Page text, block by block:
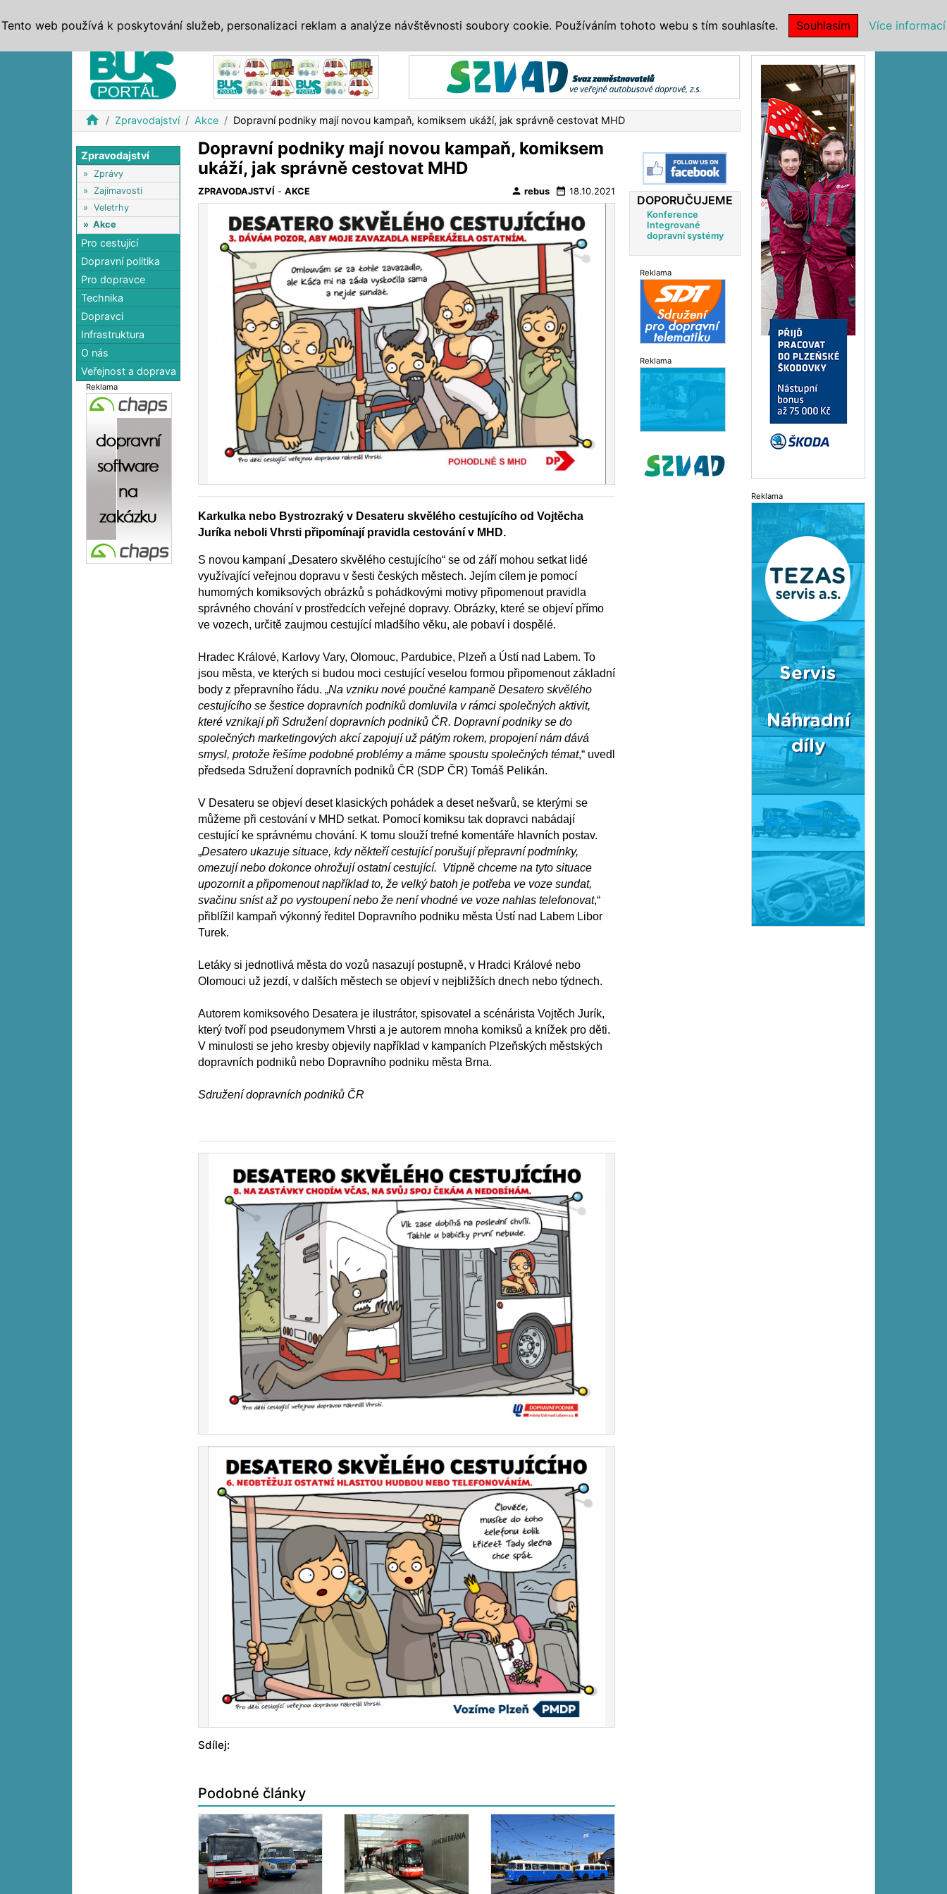
home Zpravodajství Akce Dopravní podniky mají novou kampaň, komiksem ukáží, jak správně cestovat MHD
Zpravodajství
» Zprávy
» Zajímavosti
» Veletrhy
» Akce
Pro cestující
Dopravní politika
Pro dopravce
Technika
Dopravci
Infrastruktura
O nás
Veřejnost a doprava
Reklama
Dopravní podniky mají novou kampaň, komiksem
ukáží, jak správně cestovat MHD
ZPRAVODAJSTVÍ -AKCE person rebus date_range 18.10.2021
Karkulka nebo Bystrozraký v Desateru skvělého cestujícího od Vojtěcha
Juríka neboli Vhrsti připomínají pravidla cestování v MHD.
S novou kampaní „Desatero skvělého cestujícího“ se od září mohou setkat lidé
využívající veřejnou dopravu v šesti českých městech. Jejím cílem je pomocí
humorných komiksových obrázků s pohádkovými motivy připomenout pravidla
správného chování v prostředcích veřejné dopravy. Obrázky, které se objeví přímo
ve vozech, určitě zaujmou cestující mladšího věku, ale pobaví i dospělé.
Hradec Králové, Karlovy Vary, Olomouc, Pardubice, Plzeň a Ústí nad Labem. To
jsou města, ve kterých si budou moci cestující veselou formou připomenout základní
body z přepravního řádu. „Na vzniku nové poučné kampaně Desatero skvělého
cestujícího se šestice dopravních podniků domluvila v rámci společných aktivit,
které vznikají při Sdružení dopravních podniků ČR. Dopravní podniky se do
společných marketingových akcí zapojují už pátým rokem, propojení nám dává
smysl, protože řešíme podobné problémy a máme spoustu společných témat,“ uvedl
předseda Sdružení dopravních podniků ČR (SDP ČR) Tomáš Pelikán.
V Desateru se objeví deset klasických pohádek a deset nešvarů, se kterými se
můžeme při cestování v MHD setkat. Pomocí komiksu tak dopravci nabádají
cestující ke správnému chování. K tomu slouží trefné komentáře hlavních postav.
„Desatero ukazuje situace, kdy někteří cestující porušují přepravní podmínky,
omezují nebo dokonce ohrožují ostatní cestující. Vtipně chceme na tyto situace
upozornit a připomenout například to, že velký batoh je potřeba ve voze sundat,
svačinu sníst až po vystoupení nebo že není vhodné ve voze nahlas telefonovat,“
přiblížil kampaň výkonný ředitel Dopravního podniku města Ústí nad Labem Libor
Turek.
Letáky si jednotlivá města do vozů nasazují postupně, v Hradci Králové nebo
Olomouci už jezdí, v dalších městech se objeví v nejbližších dnech nebo týdnech.
Autorem komiksového Desatera je ilustrátor, spisovatel a scénárista Vojtěch Jurík,
který tvoří pod pseudonymem Vhrsti a je autorem mnoha komiksů a knížek pro děti.
V minulosti se jeho kresby objevily například v kampaních Plzeňských městských
dopravních podniků nebo Dopravního podniku města Brna.
Sdružení dopravních podniků ČR
Sdílej:
Podobné články
DOPORUČUJEME
Konference
Integrované
dopravní systémy
Reklama
Reklama
Reklama
Tento web používá k poskytování služeb, personalizaci reklam a analýze návštěvnosti soubory cookie. Používáním tohoto webu s tím souhlasíte. Souhlasím Více informací